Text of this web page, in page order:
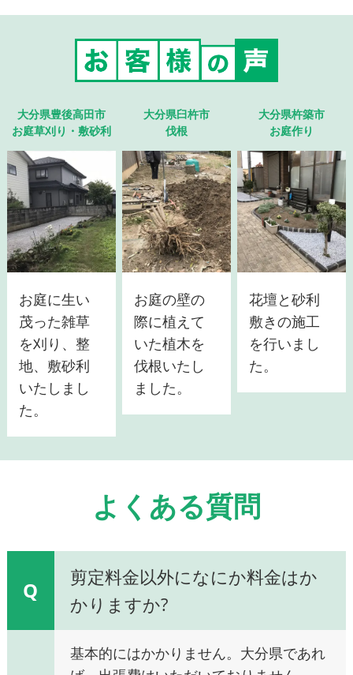
大分県豊後高田市
お庭草刈り・敷砂利
お庭に生い
茂った雑草
を刈り、整
地、敷砂利
いたしまし
た。
大分県臼杵市
伐根
お庭の壁の
際に植えて
いた植木を
伐根いたし
ました。
大分県杵築市
お庭作り
花壇と砂利
敷きの施工
を行いまし
た。
よくある質問
Q
剪定料金以外になにか料金はか
かりますか?
基本的にはかかりません。大分県であれ